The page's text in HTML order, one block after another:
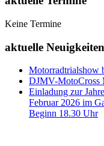
Keine Termine
aktuelle Neuigkeiten
Motorradtrialshow
DJMV-MotoCross
Einladung zur
Februar 2026 im
Beginn 18.30 Uhr